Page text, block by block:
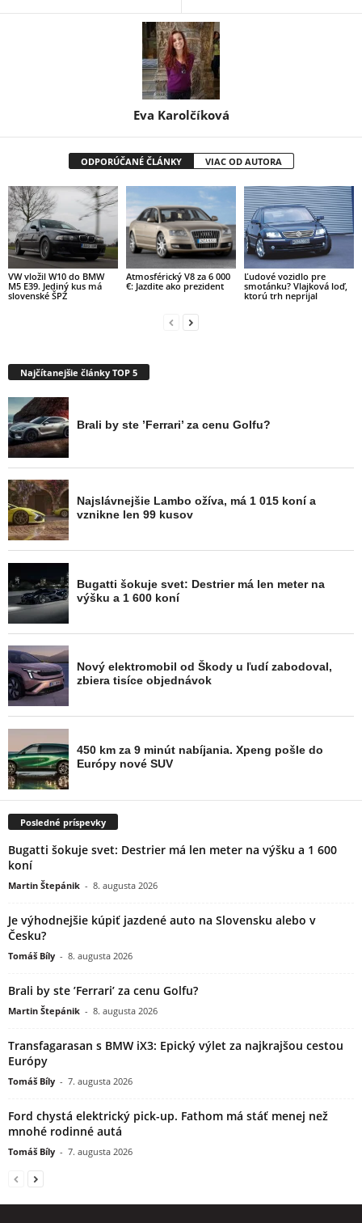
Eva Karolčíková
ODPORÚČANÉ ČLÁNKY VIAC OD AUTORA
VW vložil W10 do BMW
M5 E39. Jediný kus má
slovenské ŠPZ
Atmosférický V8 za 6 000
€: Jazdite ako prezident
Ľudové vozidlo pre
smotánku? Vlajková loď,
ktorú trh neprijal
Najčítanejšie články TOP 5
Posledné príspevky
Bugatti šokuje svet: Destrier má len meter na výšku a 1 600
koní
Martin Štepánik - 8. augusta 2026
Je výhodnejšie kúpiť jazdené auto na Slovensku alebo v
Česku?
Tomáš Bíly - 8. augusta 2026
Brali by ste ’Ferrari’ za cenu Golfu?
Martin Štepánik - 8. augusta 2026
Transfagarasan s BMW iX3: Epický výlet za najkrajšou cestou
Európy
Tomáš Bíly - 7. augusta 2026
Ford chystá elektrický pick-up. Fathom má stáť menej než
mnohé rodinné autá
Tomáš Bíly - 7. augusta 2026